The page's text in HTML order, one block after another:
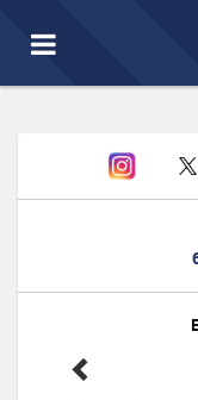
Toggle
navigation